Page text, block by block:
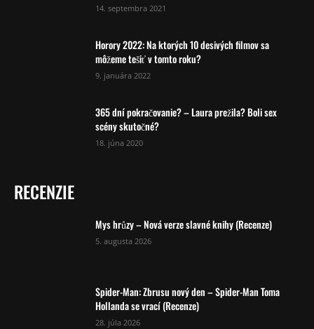
14. septembra 2021
Horory 2022: Na ktorých 10 desivých filmov sa
môžeme tešiť v tomto roku?
9. januára 2022
365 dní pokračovanie? – Laura prežila? Boli sex
scény skutočné?
18. júna 2020
RECENZIE
Mys hrůzy – Nová verze slavné knihy (Recenze)
5. augusta 2026
Spider-Man: Zbrusu nový den – Spider-Man Toma
Hollanda se vrací (Recenze)
28. júla 2026